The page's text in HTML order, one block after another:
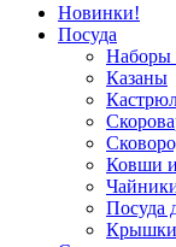
Новинки!
Посуда
Наборы
Казаны
Ковши
Посуда
Крышки